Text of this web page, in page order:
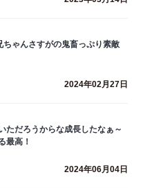
ゃんさすがの鬼畜っぷり素敵
2024年02月27日
ただろうからな成長したなぁ～
最高！
2024年06月04日